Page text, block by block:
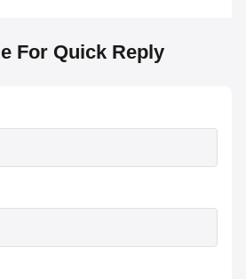
For Quick Reply